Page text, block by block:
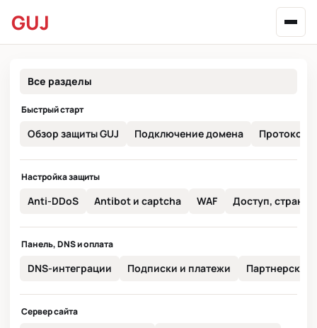
GUJ
Все разделы
Быстрый старт
Обзор защиты GUJ Подключение домена Протокол
Настройка защиты
Anti-DDoS Antibot и captcha WAF Доступ, страны
Панель, DNS и оплата
DNS-интеграции Подписки и платежи Партнерская
Сервер сайта